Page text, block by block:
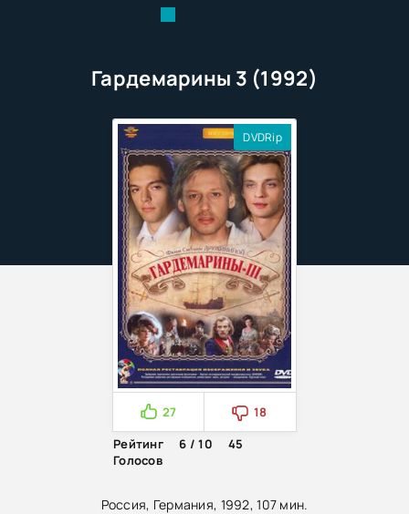
Гардемарины 3 (1992)
Россия, Германия, 1992, 107 мин.
DVDRip
27
18
Рейтинг
6 / 10
45
Голосов